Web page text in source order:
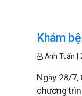
Khám
Anh Tuấn |
Ngày 28/7,
chương